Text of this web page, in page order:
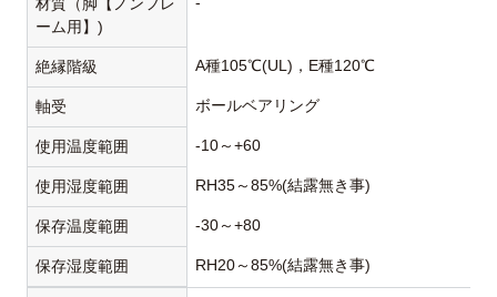
ーム用】)
絶縁階級 A種105℃(UL)，E種120℃
軸受 ボールベアリング
使用温度範囲 -10～+60
使用湿度範囲 RH35～85%(結露無き事)
保存温度範囲 -30～+80
保存湿度範囲 RH20～85%(結露無き事)